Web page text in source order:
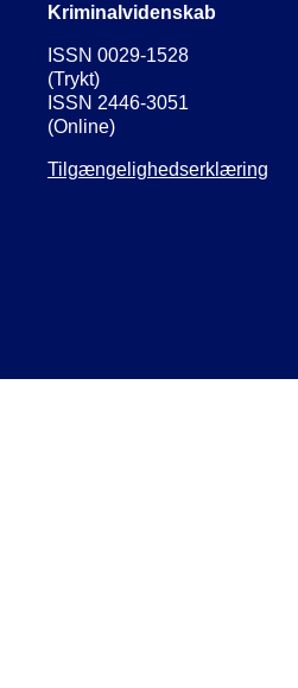
Kriminalvidenskab
ISSN 0029-1528
(Trykt)
ISSN 2446-3051
(Online)
Tilgængelighedserklæring